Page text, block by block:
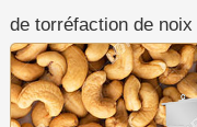
de torréfaction de